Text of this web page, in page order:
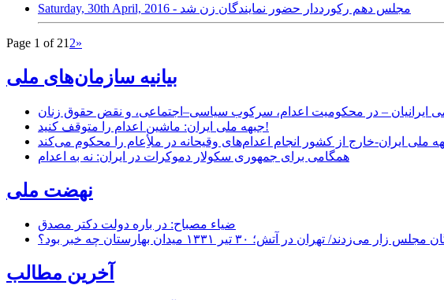
Saturday, 30th April, 2016 - مجلس دهم رکورددار حضور نمایندگان زن شد
Page 1 of 21 2»
بیانیه سازمان‌های ملی
ایرانیان – در محکومیت اعدام، سرکوب سیاسی–اجتماعی، و نقض حقوق زنان
جبهه ملی ایران: ماشین اعدام را متوقف کنید!
ملی ایران-خارج از کشور انجام اعدام‌های وقیحانه در ملأِعام را محکوم می‌کند
همگامی برای جمهوری سکولار دموکرات در ایران: نه به اعدام
نهضت ملی
ضیاء مصباح: در باره دولت دکتر مصدق
در آتش؛ ۳۰ تیر ۱۳۳۱ میدان بهارستان چه خبر بود؟
آخرین مطالب